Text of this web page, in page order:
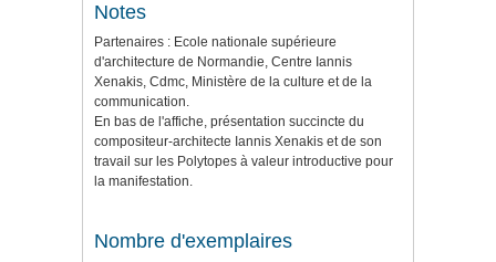
Notes
Partenaires : Ecole nationale supérieure
d'architecture de Normandie, Centre Iannis
Xenakis, Cdmc, Ministère de la culture et de la
communication.
En bas de l'affiche, présentation succincte du
compositeur-architecte Iannis Xenakis et de son
travail sur les Polytopes à valeur introductive pour
la manifestation.
Nombre d'exemplaires